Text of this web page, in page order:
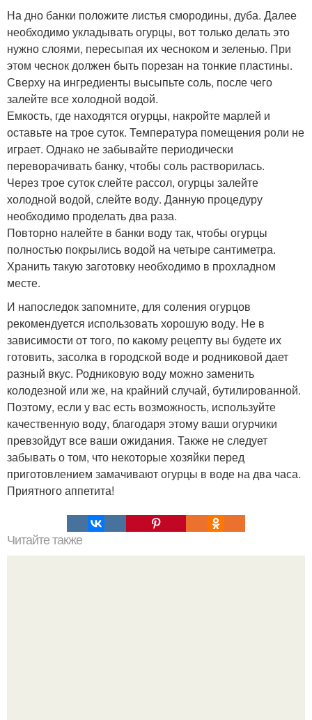
На дно банки положите листья смородины, дуба. Далее
необходимо укладывать огурцы, вот только делать это
нужно слоями, пересыпая их чесноком и зеленью. При
этом чеснок должен быть порезан на тонкие пластины.
Сверху на ингредиенты высыпьте соль, после чего
залейте все холодной водой.
Емкость, где находятся огурцы, накройте марлей и
оставьте на трое суток. Температура помещения роли не
играет. Однако не забывайте периодически
переворачивать банку, чтобы соль растворилась.
Через трое суток слейте рассол, огурцы залейте
холодной водой, слейте воду. Данную процедуру
необходимо проделать два раза.
Повторно налейте в банки воду так, чтобы огурцы
полностью покрылись водой на четыре сантиметра.
Хранить такую заготовку необходимо в прохладном
месте.
И напоследок запомните, для соления огурцов
рекомендуется использовать хорошую воду. Не в
зависимости от того, по какому рецепту вы будете их
готовить, засолка в городской воде и родниковой дает
разный вкус. Родниковую воду можно заменить
колодезной или же, на крайний случай, бутилированной.
Поэтому, если у вас есть возможность, используйте
качественную воду, благодаря этому ваши огурчики
превзойдут все ваши ожидания. Также не следует
забывать о том, что некоторые хозяйки перед
приготовлением замачивают огурцы в воде на два часа.
Приятного аппетита!
Читайте также